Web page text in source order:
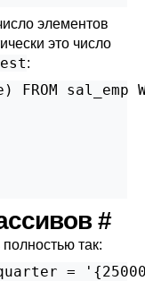
элементов
это число
:
sal_emp
#
так:
=